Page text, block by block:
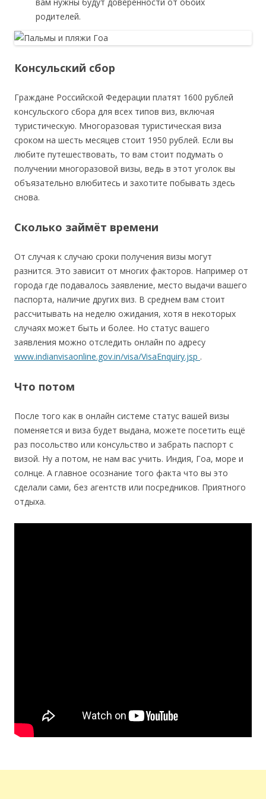
родителей.
Консульский сбор
Граждане Российской Федерации платят 1600 рублей
консульского сбора для всех типов виз, включая
туристическую. Многоразовая туристическая виза
сроком на шесть месяцев стоит 1950 рублей. Если вы
любите путешествовать, то вам стоит подумать о
получении многоразовой визы, ведь в этот уголок вы
объязательно влюбитесь и захотите побывать здесь
снова.
Сколько займёт времени
От случая к случаю сроки получения визы могут
разнится. Это зависит от многих факторов. Например от
города где подавалось заявление, место выдачи вашего
паспорта, наличие других виз. В среднем вам стоит
рассчитывать на неделю ожидания, хотя в некоторых
случаях может быть и более. Но статус вашего
заявления можно отследить онлайн по адресу
www.indianvisaonline.gov.in/visa/VisaEnquiry.jsp .
Что потом
После того как в онлайн системе статус вашей визы
поменяется и виза будет выдана, можете посетить ещё
раз посольство или консульство и забрать паспорт с
визой. Ну а потом, не нам вас учить. Индия, Гоа, море и
солнце. А главное осознание того факта что вы это
сделали сами, без агентств или посредников. Приятного
отдыха.